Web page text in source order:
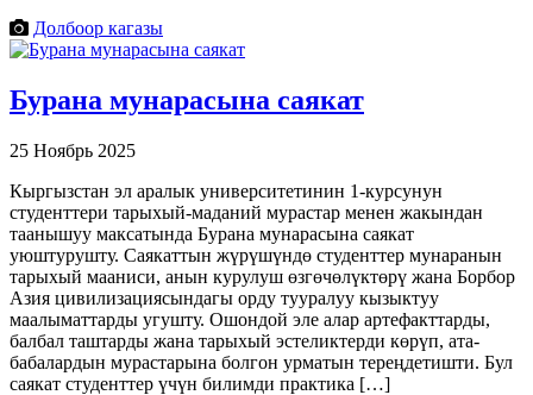
Долбоор кагазы
Бурана мунарасына саякат
25 Ноябрь 2025
Кыргызстан эл аралык университетинин 1-курсунун
студенттери тарыхый-маданий мурастар менен жакындан
таанышуу максатында Бурана мунарасына саякат
уюштурушту. Саякаттын жүрүшүндө студенттер мунаранын
тарыхый мааниси, анын курулуш өзгөчөлүктөрү жана Борбор
Азия цивилизациясындагы орду тууралуу кызыктуу
маалыматтарды угушту. Ошондой эле алар артефакттарды,
балбал таштарды жана тарыхый эстеликтерди көрүп, ата-
бабалардын мурастарына болгон урматын тереңдетишти. Бул
саякат студенттер үчүн билимди практика […]